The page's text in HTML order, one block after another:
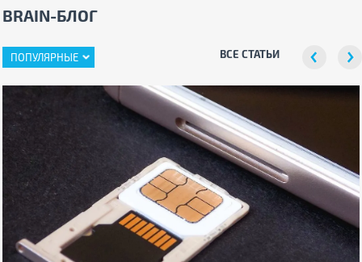
BRAIN-БЛОГ
ПОПУЛЯРНЫЕ ВСЕ СТАТЬИ